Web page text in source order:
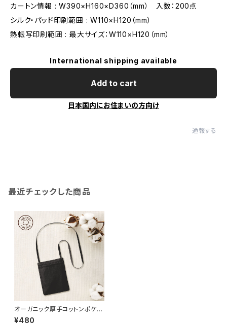
カートン情報 : W390×H160×D360（mm） 入数：200点
シルク・パッド印刷範囲 : W110×H120（mm）
熱転写印刷範囲 : 最大サイズ：W110×H120（mm）
International shipping available
Add to cart
日本国内にお住まいの方向け
通報する
最近チェックした商品
オーガニック厚手コットンポケッ
トサコッシュ ブラック MG
¥480